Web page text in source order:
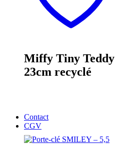
Miffy Tiny Teddy
23cm recyclé
Contact
CGV